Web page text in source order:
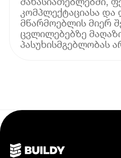
კომპლექტაციასა და
მწარმოებლის მიერ
ცვლილებებზე
პასუხისმგებლობას